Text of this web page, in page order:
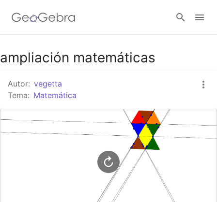
Google Classroom
GeoGebra Classroom
Abrir sesión
ampliación matemáticas
Autor: vegetta
Tema: Matemática